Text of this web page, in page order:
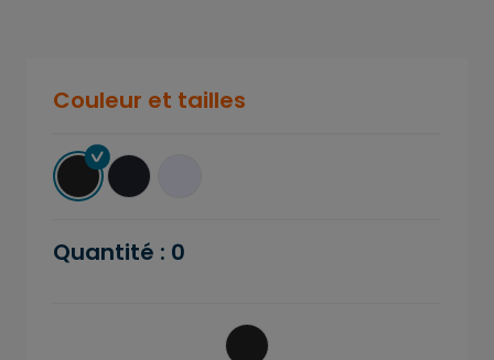
Couleur et tailles
Quantité : 0